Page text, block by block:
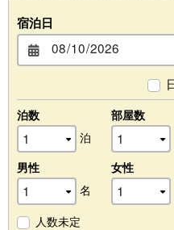
宿泊日
泊数
泊
部屋数
男性
名
女性
人数未定